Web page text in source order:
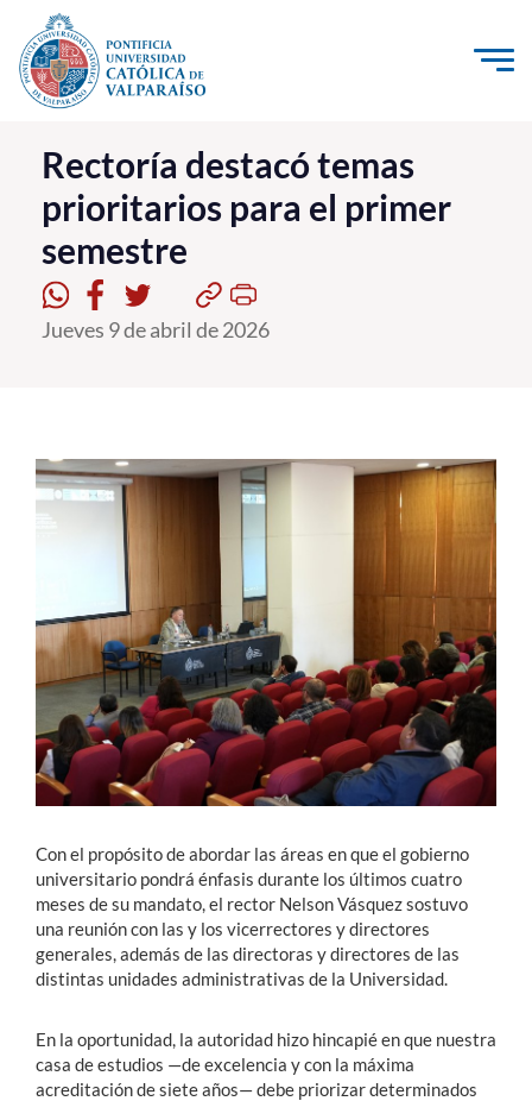
Click acá para ir directamente al contenido
La Universidad
Investigación, Creación e Innovación
PUCV Internacional
Vinculación con el Medio
Postgrado
Formación Continua
Estudiantes
Académicos
Funcionarios
Alumni
Rectoría destacó temas
prioritarios para el primer
semestre
Jueves 9 de abril de 2026
Con el propósito de abordar las áreas en que el gobierno
universitario pondrá énfasis durante los últimos cuatro
meses de su mandato, el rector Nelson Vásquez sostuvo
una reunión con las y los vicerrectores y directores
generales, además de las directoras y directores de las
distintas unidades administrativas de la Universidad.
En la oportunidad, la autoridad hizo hincapié en que nuestra
casa de estudios —de excelencia y con la máxima
acreditación de siete años— debe priorizar determinados